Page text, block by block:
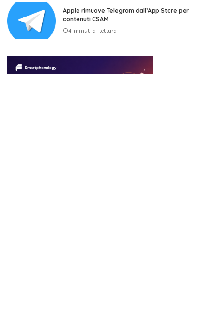
Apple rimuove Telegram dall’App Store per
contenuti CSAM
4 minuti di lettura